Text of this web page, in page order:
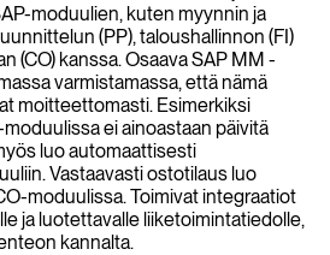
moduulien, kuten myynnin ja
(PP), taloushallinnon (FI)
(CO) kanssa. Osaava SAP MM -
varmistamassa, että nämä
moitteettomasti. Esimerkiksi
ei ainoastaan päivitä
luo automaattisesti
Vastaavasti ostotilaus luo
moduulissa. Toimivat integraatiot
ja luotettavalle liiketoimintatiedolle,
kannalta.